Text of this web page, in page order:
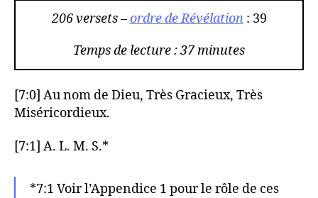
206 versets –ordre de Révélation: 39
Temps de lecture : 37 minutes
[7:0] Au nom de Dieu, Très Gracieux, Très
Miséricordieux.
[7:1] A. L. M. S.*
*7:1 Voir l’Appendice 1 pour le rôle de ces